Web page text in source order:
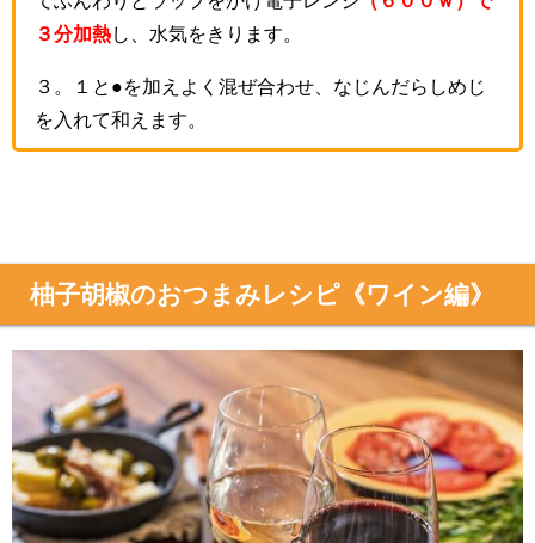
３分加熱し、水気をきります。
３。１と●を加えよく混ぜ合わせ、なじんだらしめじ
を入れて和えます。
柚子胡椒のおつまみレシピ《ワイン編》